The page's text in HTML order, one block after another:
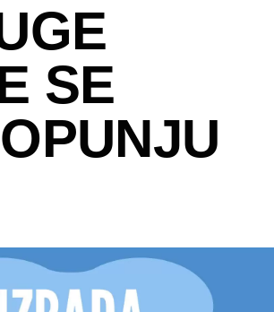
SE